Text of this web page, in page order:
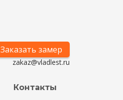
Заказать замер
zakaz@vladlest.ru
Контакты